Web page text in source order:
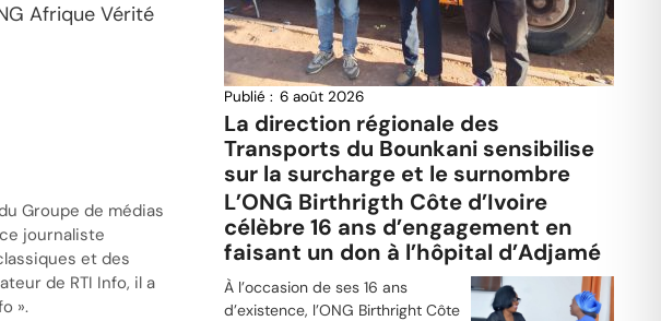
Afrique Vérité
Groupe de médias
journaliste
et des
de RTI Info, il a
».
Publié : 6 août 2026
La direction régionale des
Transports du Bounkani sensibilise
sur la surcharge et le surnombre
L’ONG Birthrigth Côte d’Ivoire
célèbre 16 ans d’engagement en
faisant un don à l’hôpital d’Adjamé
À l’occasion de ses 16 ans
d’existence, l’ONG Birthright Côte